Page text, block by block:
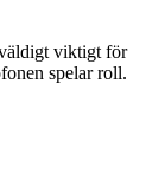
viktigt för
spelar roll.